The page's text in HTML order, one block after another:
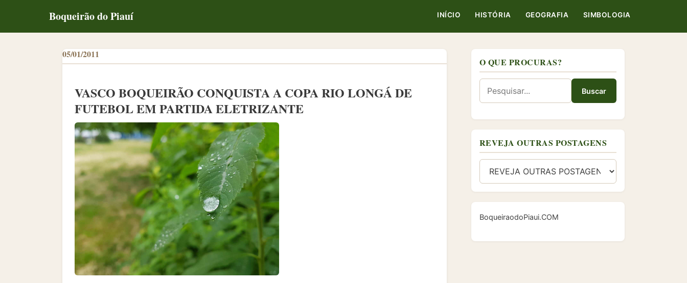
Boqueirão do Piauí INÍCIO HISTÓRIA GEOGRAFIA SIMBOLOGIA
05/01/2011
VASCO BOQUEIRÃO CONQUISTA A COPA RIO LONGÁ DE
FUTEBOL EM PARTIDA ELETRIZANTE
O QUE PROCURAS?
Buscar
REVEJA OUTRAS POSTAGENS
BoqueiraodoPiaui.COM